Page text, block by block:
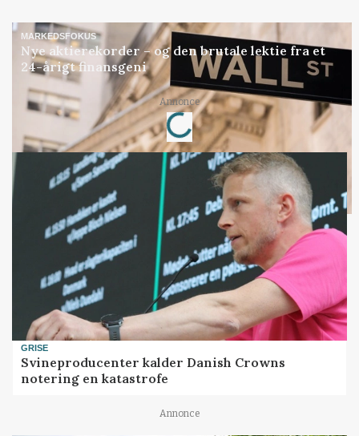
MARKEDSFOKUS
Nye aktierekorder – og den brutale lektie fra et
24-årigt finansgeni
Annonce
Loading...
GRISE
Svineproducenter kalder Danish Crowns
notering en katastrofe
Annonce